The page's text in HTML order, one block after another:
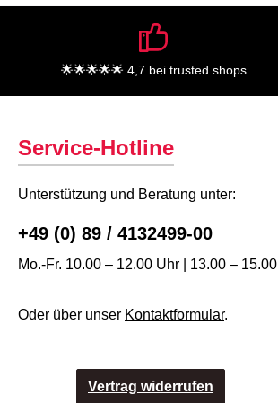
🌟🌟🌟🌟🌟 4,7 bei trusted shops
Service-Hotline
Unterstützung und Beratung unter:
+49 (0) 89 / 4132499-00
Mo.-Fr. 10.00 – 12.00 Uhr | 13.00 – 15.00
Oder über unser Kontaktformular.
Vertrag widerrufen